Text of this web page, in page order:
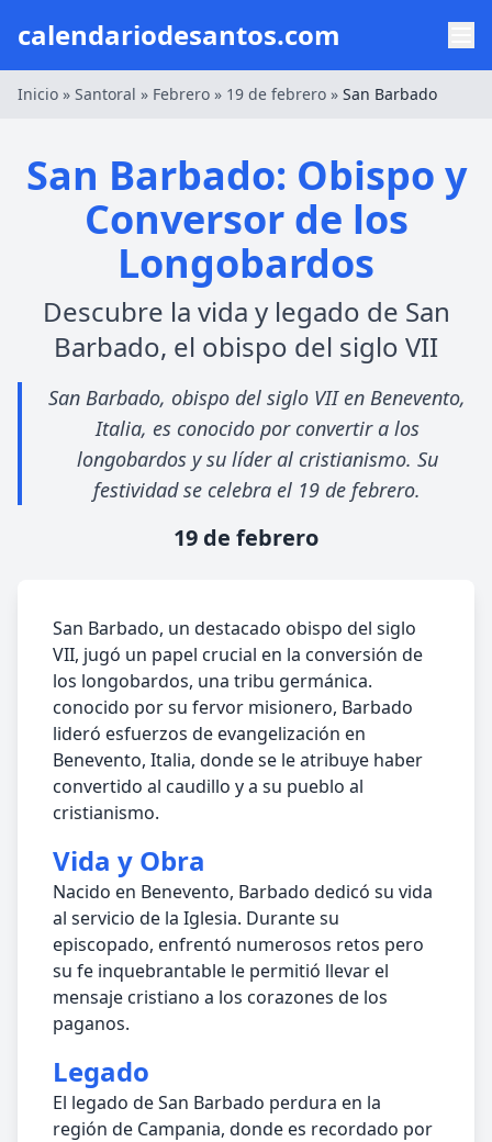
calendariodesantos.com
Inicio » Santoral » Febrero » 19 de febrero » San Barbado
San Barbado: Obispo y
Conversor de los
Longobardos
Descubre la vida y legado de San
Barbado, el obispo del siglo VII
San Barbado, obispo del siglo VII en Benevento,
Italia, es conocido por convertir a los
longobardos y su líder al cristianismo. Su
festividad se celebra el 19 de febrero.
19 de febrero
San Barbado, un destacado obispo del siglo
VII, jugó un papel crucial en la conversión de
los longobardos, una tribu germánica.
conocido por su fervor misionero, Barbado
lideró esfuerzos de evangelización en
Benevento, Italia, donde se le atribuye haber
convertido al caudillo y a su pueblo al
cristianismo.
Vida y Obra
Nacido en Benevento, Barbado dedicó su vida
al servicio de la Iglesia. Durante su
episcopado, enfrentó numerosos retos pero
su fe inquebrantable le permitió llevar el
mensaje cristiano a los corazones de los
paganos.
Legado
El legado de San Barbado perdura en la
región de Campania, donde es recordado por